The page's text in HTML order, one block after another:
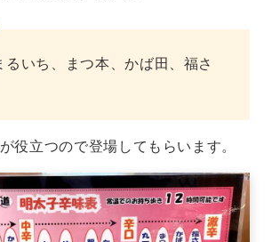
るいち、まつ本、かば田、福さ
役立つので登場してもらいます。